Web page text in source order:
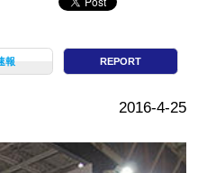
報 REPORT
2016-4-25